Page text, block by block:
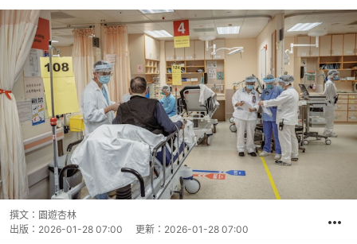
撰文： 園遊杏林
出版： 2026-01-28 07:00 更新： 2026-01-28 07:00